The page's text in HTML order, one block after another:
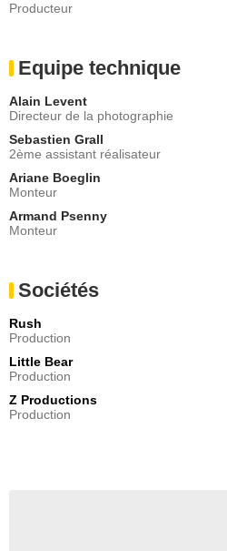
Producteur
Equipe technique
Alain Levent
Directeur de la photographie
Sebastien Grall
2ème assistant réalisateur
Ariane Boeglin
Monteur
Armand Psenny
Monteur
Sociétés
Rush
Production
Little Bear
Production
Z Productions
Production